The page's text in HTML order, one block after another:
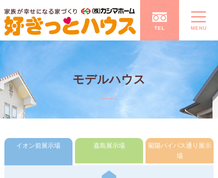
TEL MENU
モデルハウス
イオン前展示場 嘉島展示場
菊陽バイパス通り展示
場